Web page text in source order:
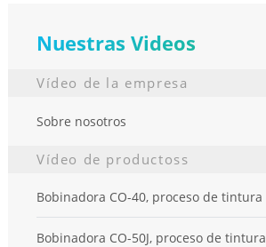
Nuestras Videos
Vídeo de la empresa
Sobre nosotros
Vídeo de productoss
Bobinadora CO-40, proceso de tintura
Bobinadora CO-50J, proceso de tintura